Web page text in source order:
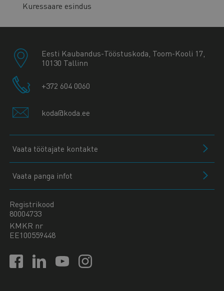
Kuressaare esindus
Eesti Kaubandus-Tööstuskoda, Toom-Kooli 17,
10130 Tallinn
+372 604 0060
koda@koda.ee
Vaata töötajate kontakte
Vaata panga infot
Registrikood
80004733
KMKR nr
EE100559448